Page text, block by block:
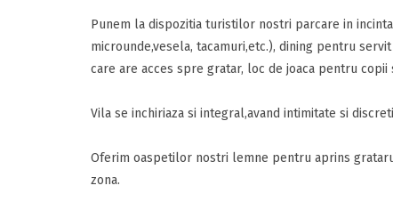
Punem la dispozitia turistilor nostri parcare in
microunde,vesela, tacamuri,etc.), dining pentru
care are acces spre gratar, loc de joaca pentru copii
Vila se inchiriaza si integral,avand intimitate si
Oferim oaspetilor nostri lemne pentru aprins
zona.